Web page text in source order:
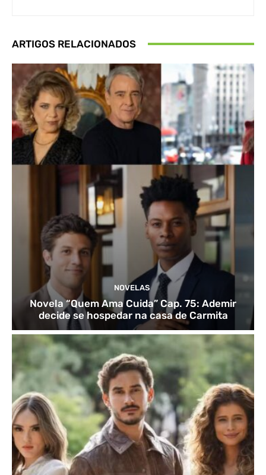
ARTIGOS RELACIONADOS
NOVELAS
Novela “Quem Ama Cuida” Cap. 75: Ademir
decide se hospedar na casa de Carmita